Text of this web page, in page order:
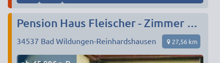
Pension Haus Fleischer - Zimmer mit Frühstück
34537 Bad Wildungen-Reinhardshausen 27,56 km